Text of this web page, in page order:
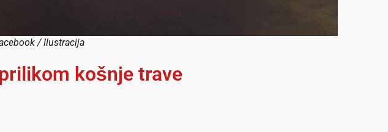
/ Ilustracija
košnje trave